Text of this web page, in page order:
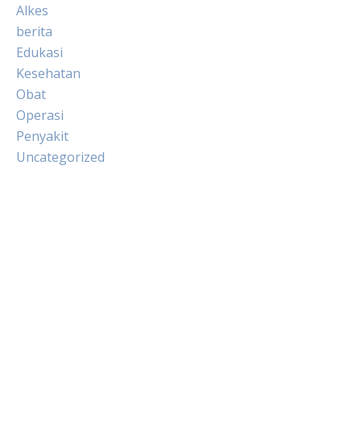
Alkes
berita
Edukasi
Kesehatan
Obat
Operasi
Penyakit
Uncategorized